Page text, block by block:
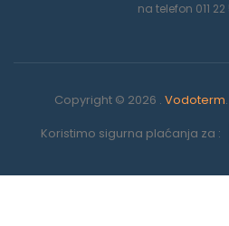
na telefon 011
Copyright © 2026 . Vodoterm
Koristimo sigurna plaćanja za :